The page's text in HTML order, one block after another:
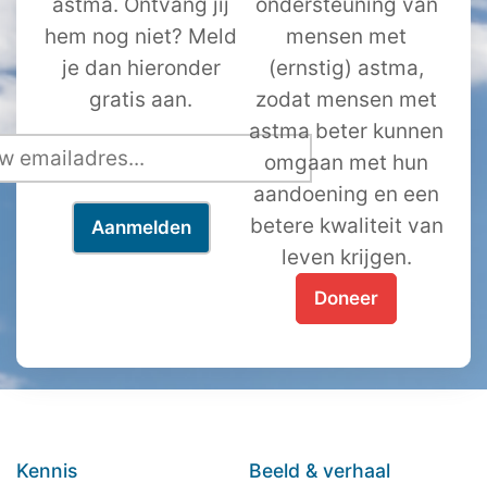
hem nog niet? Meld
je dan hieronder
gratis aan.
mensen met
(ernstig) astma,
zodat mensen met
astma beter kunnen
omgaan met hun
aandoening en een
betere kwaliteit van
leven krijgen.
Doneer
Kennis Beeld & verhaal